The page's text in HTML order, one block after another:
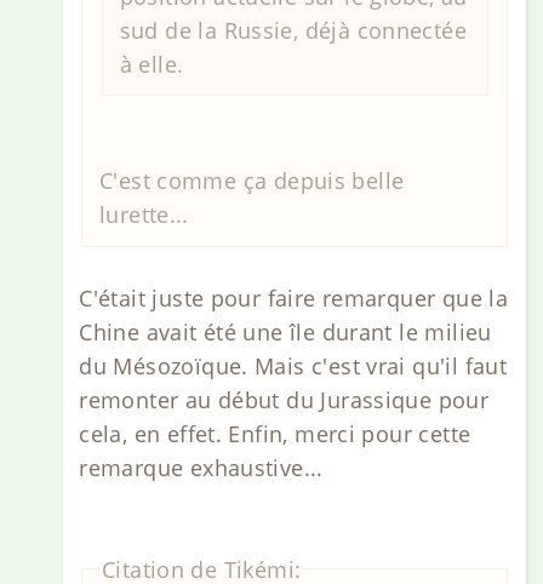
sud de la Russie, déjà connectée
à elle.
C'est comme ça depuis belle
lurette...
C'était juste pour faire remarquer que la
Chine avait été une île durant le milieu
du Mésozoïque. Mais c'est vrai qu'il faut
remonter au début du Jurassique pour
cela, en effet. Enfin, merci pour cette
remarque exhaustive...
Citation de Tikémi: